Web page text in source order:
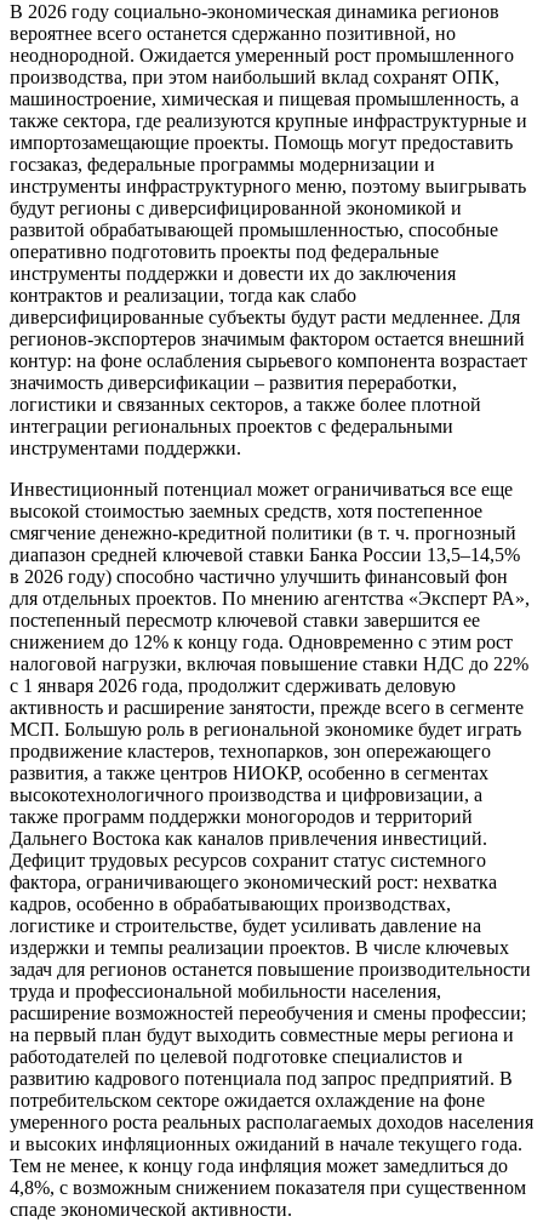
В 2026 году социально-экономическая динамика регионов
вероятнее всего останется сдержанно позитивной, но
неоднородной. Ожидается умеренный рост промышленного
производства, при этом наибольший вклад сохранят ОПК,
машиностроение, химическая и пищевая промышленность, а
также сектора, где реализуются крупные инфраструктурные и
импортозамещающие проекты. Помощь могут предоставить
госзаказ, федеральные программы модернизации и
инструменты инфраструктурного меню, поэтому выигрывать
будут регионы с диверсифицированной экономикой и
развитой обрабатывающей промышленностью, способные
оперативно подготовить проекты под федеральные
инструменты поддержки и довести их до заключения
контрактов и реализации, тогда как слабо
диверсифицированные субъекты будут расти медленнее. Для
регионов-экспортеров значимым фактором остается внешний
контур: на фоне ослабления сырьевого компонента возрастает
значимость диверсификации – развития переработки,
логистики и связанных секторов, а также более плотной
интеграции региональных проектов с федеральными
инструментами поддержки.
Инвестиционный потенциал может ограничиваться все еще
высокой стоимостью заемных средств, хотя постепенное
смягчение денежно-кредитной политики (в т. ч. прогнозный
диапазон средней ключевой ставки Банка России 13,5–14,5%
в 2026 году) способно частично улучшить финансовый фон
для отдельных проектов. По мнению агентства «Эксперт РА»,
постепенный пересмотр ключевой ставки завершится ее
снижением до 12% к концу года. Одновременно с этим рост
налоговой нагрузки, включая повышение ставки НДС до 22%
с 1 января 2026 года, продолжит сдерживать деловую
активность и расширение занятости, прежде всего в сегменте
МСП. Большую роль в региональной экономике будет играть
продвижение кластеров, технопарков, зон опережающего
развития, а также центров НИОКР, особенно в сегментах
высокотехнологичного производства и цифровизации, а
также программ поддержки моногородов и территорий
Дальнего Востока как каналов привлечения инвестиций.
Дефицит трудовых ресурсов сохранит статус системного
фактора, ограничивающего экономический рост: нехватка
кадров, особенно в обрабатывающих производствах,
логистике и строительстве, будет усиливать давление на
издержки и темпы реализации проектов. В числе ключевых
задач для регионов останется повышение производительности
труда и профессиональной мобильности населения,
расширение возможностей переобучения и смены профессии;
на первый план будут выходить совместные меры региона и
работодателей по целевой подготовке специалистов и
развитию кадрового потенциала под запрос предприятий. В
потребительском секторе ожидается охлаждение на фоне
умеренного роста реальных располагаемых доходов населения
и высоких инфляционных ожиданий в начале текущего года.
Тем не менее, к концу года инфляция может замедлиться до
4,8%, с возможным снижением показателя при существенном
спаде экономической активности.